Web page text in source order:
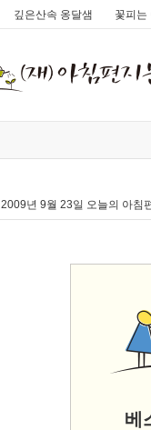
깊은산속 옹달샘 꽃피는
2009년 9월 23일 오늘의 아침
베